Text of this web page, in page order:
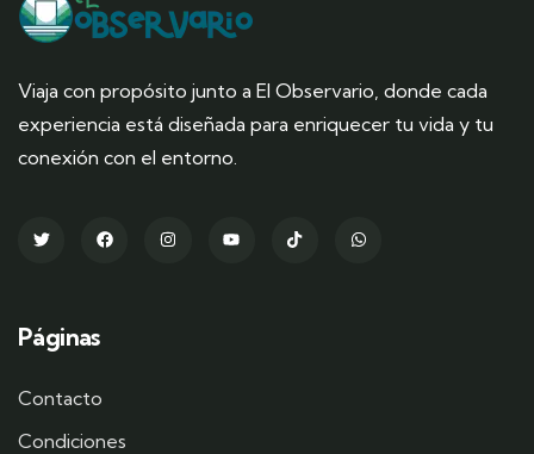
Viaja con propósito junto a El Observario, donde cada
experiencia está diseñada para enriquecer tu vida y tu
conexión con el entorno.
Páginas
Contacto
Condiciones